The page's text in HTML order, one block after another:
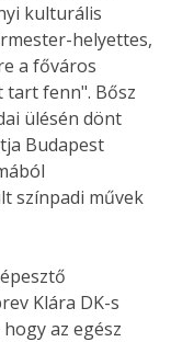
kulturális
helyettes,
a főváros
tart fenn". Bősz
ülésén dönt
Budapest
színpadi művek
Klára DK-s
az egész